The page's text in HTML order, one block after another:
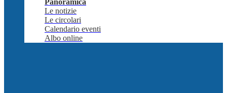
Panoramica
Le notizie
Le circolari
Calendario eventi
Albo online